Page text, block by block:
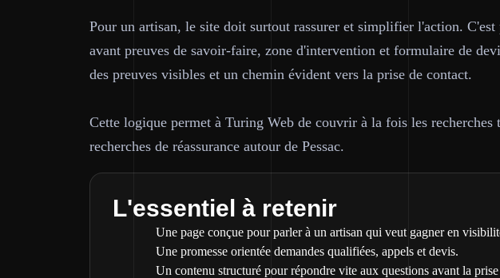
Pour un artisan, le site doit surtout rassurer et simplifier l'action. C'est
avant preuves de savoir-faire, zone d'intervention et formulaire de
des preuves visibles et un chemin évident vers la prise de contact.
Cette logique permet à Turing Web de couvrir à la fois les recherches
recherches de réassurance autour de Pessac.
L'essentiel à retenir
Une page conçue pour parler à un artisan qui veut gagner en
Une promesse orientée demandes qualifiées, appels et devis.
Un contenu structuré pour répondre vite aux questions avant la